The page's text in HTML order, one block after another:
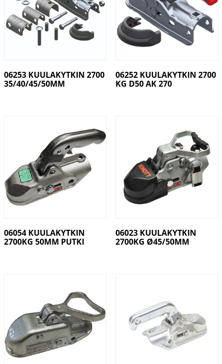
06253 KUULAKYTKIN 2700
35/40/45/50MM
06252 KUULAKYTKIN 2700
KG D50 AK 270
06054 KUULAKYTKIN
2700KG 50MM PUTKI
06023 KUULAKYTKIN
2700KG Ø45/50MM